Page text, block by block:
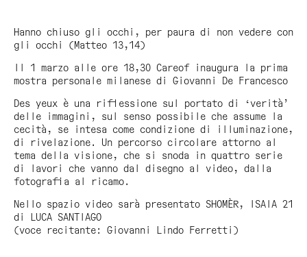
Hanno chiuso gli occhi, per paura di non vedere con
gli occhi
(Matteo 13,14)
Il 1 marzo alle ore 18,30 Careof inaugura la prima
mostra personale milanese di Giovanni De Francesco
Des yeux è una riflessione sul portato di ‘verità’
delle immagini, sul senso possibile che assume la
cecità, se intesa come condizione di illuminazione,
di rivelazione. Un percorso circolare attorno al
tema della visione, che si snoda in quattro serie
di lavori che vanno dal disegno al video, dalla
fotografia al ricamo.
Nello spazio video sarà presentato SHOMÈR, ISAIA 21
di LUCA SANTIAGO
(voce recitante: Giovanni Lindo Ferretti)